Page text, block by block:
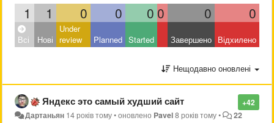
1 1 0 0 0 0 0 0
Всі Нові
Under
review
Planned Started Завершено Відхилено
Нещодавно оновлені
+42
Яндекс это самый худший сайт
Дартаньян 14 років тому•оновлено Pavel8 років тому• 22